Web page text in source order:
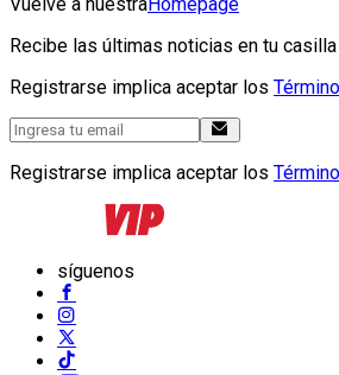
Recibe las últimas noticias en tu
Registrarse implica aceptar los
Registrarse implica aceptar los
síguenos